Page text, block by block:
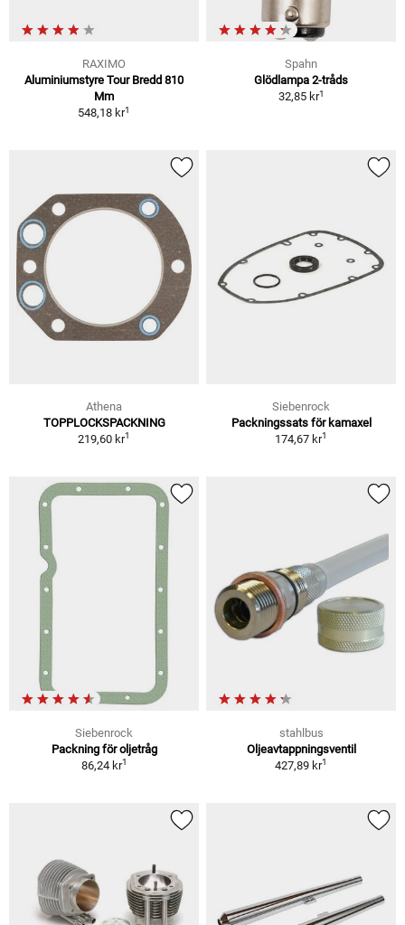
RAXIMO
Aluminiumstyre Tour Bredd 810
Mm
548,18 kr1
Spahn
Glödlampa 2-tråds
32,85 kr1
Athena
TOPPLOCKSPACKNING
219,60 kr1
Siebenrock
Packningssats för kamaxel
174,67 kr1
Siebenrock
Packning för oljetråg
86,24 kr1
stahlbus
Oljeavtappningsventil
427,89 kr1